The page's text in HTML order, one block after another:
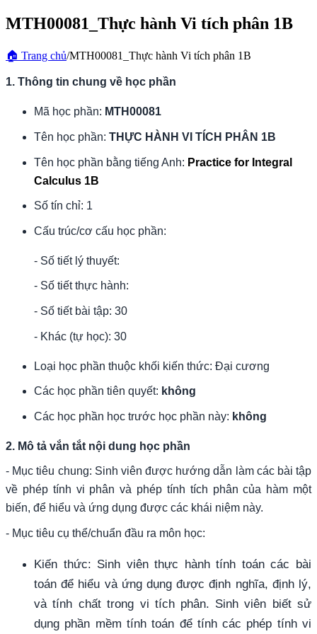
MTH00081_Thực hành Vi tích phân 1B
🏠 Trang chủ/MTH00081_Thực hành Vi tích phân 1B
1. Thông tin chung về học phần
Mã học phần: MTH00081
Tên học phần: THỰC HÀNH VI TÍCH PHÂN 1B
Tên học phần bằng tiếng Anh: Practice for Integral
Calculus 1B
Số tín chỉ: 1
Cấu trúc/cơ cấu học phần:
- Số tiết lý thuyết:
- Số tiết thực hành:
- Số tiết bài tập: 30
- Khác (tự học): 30
Loại học phần thuộc khối kiến thức: Đại cương
Các học phần tiên quyết: không
Các học phần học trước học phần này: không
2. Mô tả vắn tắt nội dung học phần
- Mục tiêu chung: Sinh viên được hướng dẫn làm các bài tập
về phép tính vi phân và phép tính tích phân của hàm một
biến, để hiểu và ứng dụng được các khái niệm này.
- Mục tiêu cụ thể/chuẩn đầu ra môn học:
Kiến thức: Sinh viên thực hành tính toán các bài
toán để hiểu và ứng dụng được định nghĩa, định lý,
và tính chất trong vi tích phân. Sinh viên biết sử
dụng phần mềm tính toán để tính các phép tính vi